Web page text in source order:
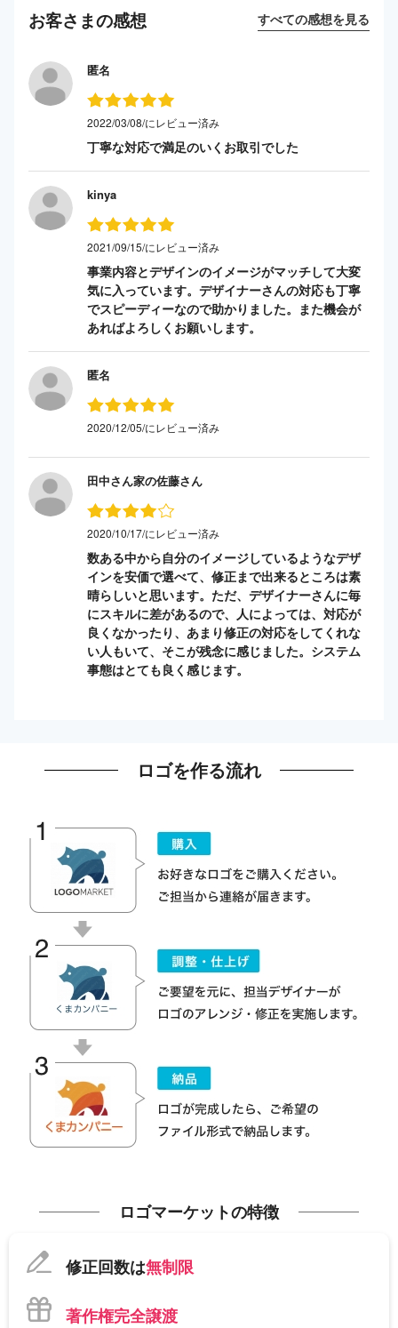
お客さまの感想 すべての感想を見る
匿名
2022/03/08/にレビュー済み
丁寧な対応で満足のいくお取引でした
kinya
2021/09/15/にレビュー済み
事業内容とデザインのイメージがマッチして大変
気に入っています。デザイナーさんの対応も丁寧
でスピーディーなので助かりました。また機会が
あればよろしくお願いします。
匿名
2020/12/05/にレビュー済み
田中さん家の佐藤さん
2020/10/17/にレビュー済み
数ある中から自分のイメージしているようなデザ
インを安価で選べて、修正まで出来るところは素
晴らしいと思います。ただ、デザイナーさんに毎
にスキルに差があるので、人によっては、対応が
良くなかったり、あまり修正の対応をしてくれな
い人もいて、そこが残念に感じました。システム
事態はとても良く感じます。
ロゴを作る流れ
ロゴマーケットの特徴
修正回数は無制限
著作権完全譲渡